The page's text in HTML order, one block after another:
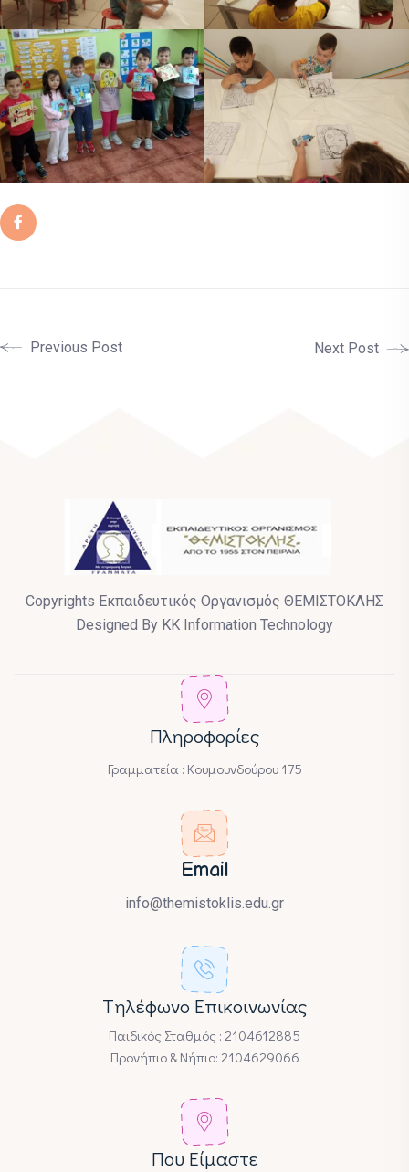
Previous Post Next Post
Copyrights Εκπαιδευτικός Οργανισμός ΘΕΜΙΣΤΟΚΛΗΣ
Designed By KK Information Technology
Πληροφορίες
Γραμματεία : Κουμουνδούρου 175
Email
info@themistoklis.edu.gr
Tηλέφωνο Επικοινωνίας
Παιδικός Σταθμός : 2104612885
Προνήπιο & Νήπιο: 2104629066
Που Είμαστε